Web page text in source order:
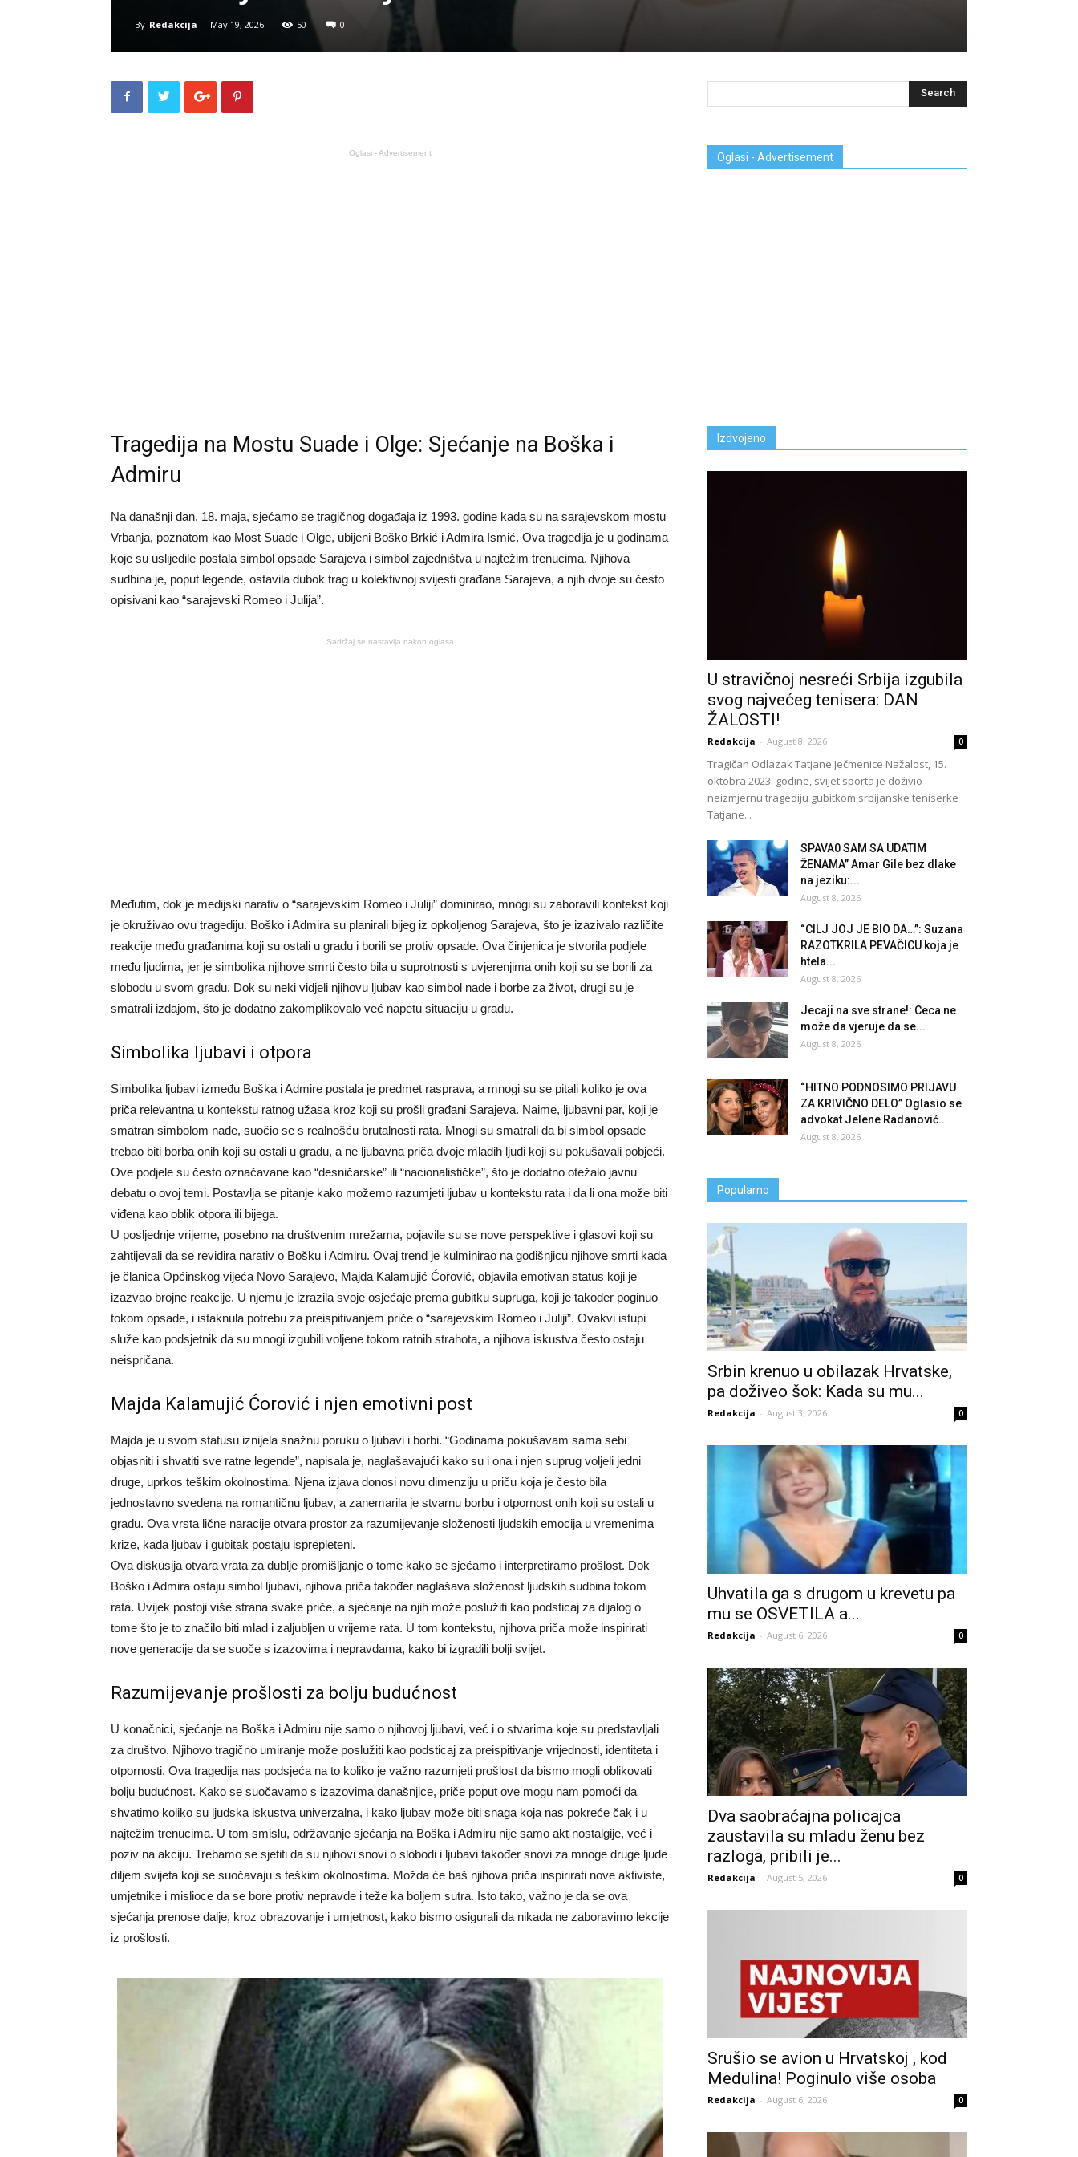
By Redakcija - May 19, 2026 50 0
Oglasi - Advertisement
Tragedija na Mostu Suade i Olge: Sjećanje na Boška i
Admiru
Na današnji dan, 18. maja, sjećamo se tragičnog događaja iz 1993. godine kada su na sarajevskom mostu
Vrbanja, poznatom kao Most Suade i Olge, ubijeni Boško Brkić i Admira Ismić. Ova tragedija je u godinama
koje su uslijedile postala simbol opsade Sarajeva i simbol zajedništva u najtežim trenucima. Njihova
sudbina je, poput legende, ostavila dubok trag u kolektivnoj svijesti građana Sarajeva, a njih dvoje su često
opisivani kao “sarajevski Romeo i Julija”.
Sadržaj se nastavlja nakon oglasa
Međutim, dok je medijski narativ o “sarajevskim Romeo i Juliji” dominirao, mnogi su zaboravili kontekst koji
je okruživao ovu tragediju. Boško i Admira su planirali bijeg iz opkoljenog Sarajeva, što je izazivalo različite
reakcije među građanima koji su ostali u gradu i borili se protiv opsade. Ova činjenica je stvorila podjele
među ljudima, jer je simbolika njihove smrti često bila u suprotnosti s uvjerenjima onih koji su se borili za
slobodu u svom gradu. Dok su neki vidjeli njihovu ljubav kao simbol nade i borbe za život, drugi su je
smatrali izdajom, što je dodatno zakomplikovalo već napetu situaciju u gradu.
Simbolika ljubavi i otpora
Simbolika ljubavi između Boška i Admire postala je predmet rasprava, a mnogi su se pitali koliko je ova
priča relevantna u kontekstu ratnog užasa kroz koji su prošli građani Sarajeva. Naime, ljubavni par, koji je
smatran simbolom nade, suočio se s realnošću brutalnosti rata. Mnogi su smatrali da bi simbol opsade
trebao biti borba onih koji su ostali u gradu, a ne ljubavna priča dvoje mladih ljudi koji su pokušavali pobjeći.
Ove podjele su često označavane kao “desničarske” ili “nacionalističke”, što je dodatno otežalo javnu
debatu o ovoj temi. Postavlja se pitanje kako možemo razumjeti ljubav u kontekstu rata i da li ona može biti
viđena kao oblik otpora ili bijega.
U posljednje vrijeme, posebno na društvenim mrežama, pojavile su se nove perspektive i glasovi koji su
zahtijevali da se revidira narativ o Bošku i Admiru. Ovaj trend je kulminirao na godišnjicu njihove smrti kada
je članica Općinskog vijeća Novo Sarajevo, Majda Kalamujić Ćorović, objavila emotivan status koji je
izazvao brojne reakcije. U njemu je izrazila svoje osjećaje prema gubitku supruga, koji je također poginuo
tokom opsade, i istaknula potrebu za preispitivanjem priče o “sarajevskim Romeo i Juliji”. Ovakvi istupi
služe kao podsjetnik da su mnogi izgubili voljene tokom ratnih strahota, a njihova iskustva često ostaju
neispričana.
Majda Kalamujić Ćorović i njen emotivni post
Majda je u svom statusu iznijela snažnu poruku o ljubavi i borbi. “Godinama pokušavam sama sebi
objasniti i shvatiti sve ratne legende”, napisala je, naglašavajući kako su i ona i njen suprug voljeli jedni
druge, uprkos teškim okolnostima. Njena izjava donosi novu dimenziju u priču koja je često bila
jednostavno svedena na romantičnu ljubav, a zanemarila je stvarnu borbu i otpornost onih koji su ostali u
gradu. Ova vrsta lične naracije otvara prostor za razumijevanje složenosti ljudskih emocija u vremenima
krize, kada ljubav i gubitak postaju isprepleteni.
Ova diskusija otvara vrata za dublje promišljanje o tome kako se sjećamo i interpretiramo prošlost. Dok
Boško i Admira ostaju simbol ljubavi, njihova priča također naglašava složenost ljudskih sudbina tokom
rata. Uvijek postoji više strana svake priče, a sjećanje na njih može poslužiti kao podsticaj za dijalog o
tome što je to značilo biti mlad i zaljubljen u vrijeme rata. U tom kontekstu, njihova priča može inspirirati
nove generacije da se suoče s izazovima i nepravdama, kako bi izgradili bolji svijet.
Razumijevanje prošlosti za bolju budućnost
U konačnici, sjećanje na Boška i Admiru nije samo o njihovoj ljubavi, već i o stvarima koje su predstavljali
za društvo. Njihovo tragično umiranje može poslužiti kao podsticaj za preispitivanje vrijednosti, identiteta i
otpornosti. Ova tragedija nas podsjeća na to koliko je važno razumjeti prošlost da bismo mogli oblikovati
bolju budućnost. Kako se suočavamo s izazovima današnjice, priče poput ove mogu nam pomoći da
shvatimo koliko su ljudska iskustva univerzalna, i kako ljubav može biti snaga koja nas pokreće čak i u
najtežim trenucima. U tom smislu, održavanje sjećanja na Boška i Admiru nije samo akt nostalgije, već i
poziv na akciju. Trebamo se sjetiti da su njihovi snovi o slobodi i ljubavi također snovi za mnoge druge ljude
diljem svijeta koji se suočavaju s teškim okolnostima. Možda će baš njihova priča inspirirati nove aktiviste,
umjetnike i mislioce da se bore protiv nepravde i teže ka boljem sutra. Isto tako, važno je da se ova
sjećanja prenose dalje, kroz obrazovanje i umjetnost, kako bismo osigurali da nikada ne zaboravimo lekcije
iz prošlosti.
Oglasi - Advertisement
Izdvojeno
U stravičnoj nesreći Srbija izgubila
svog najvećeg tenisera: DAN
ŽALOSTI!
Redakcija - August 8, 2026 0
Tragičan Odlazak Tatjane Ječmenice Nažalost, 15.
oktobra 2023. godine, svijet sporta je doživio
neizmjernu tragediju gubitkom srbijanske teniserke
Tatjane...
SPAVA0 SAM SA UDATIM
ŽENAMA” Amar Gile bez dlake
na jeziku:...
August 8, 2026
“CILJ JOJ JE BIO DA…”: Suzana
RAZOTKRILA PEVAČICU koja je
htela...
August 8, 2026
Jecaji na sve strane!: Ceca ne
može da vjeruje da se...
August 8, 2026
“HITNO PODNOSIMO PRIJAVU
ZA KRIVIČNO DELO” Oglasio se
advokat Jelene Radanović...
August 8, 2026
Popularno
Srbin krenuo u obilazak Hrvatske,
pa doživeo šok: Kada su mu...
Redakcija - August 3, 2026 0
Uhvatila ga s drugom u krevetu pa
mu se OSVETILA a...
Redakcija - August 6, 2026 0
Dva saobraćajna policajca
zaustavila su mladu ženu bez
razloga, pribili je...
Redakcija - August 5, 2026 0
Srušio se avion u Hrvatskoj , kod
Medulina! Poginulo više osoba
Redakcija - August 6, 2026 0